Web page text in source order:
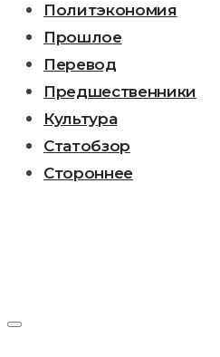
Политэкономия
Прошлое
Перевод
Предшественники
Культура
Статобзор
Стороннее